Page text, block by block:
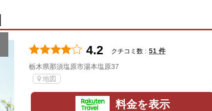
4.2 クチコミ数 : 51 件
栃木県那須塩原市湯本塩原37
地図
料金を表示